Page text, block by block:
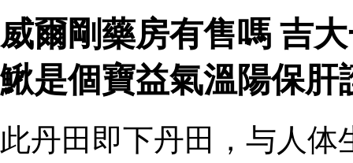
威爾剛藥房有售嗎 吉
鰍是個寶益氣溫陽保
此丹田即下丹田，与人